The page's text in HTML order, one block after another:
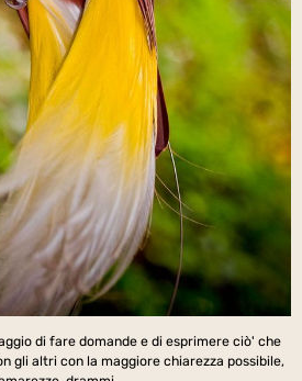
di fare domande e di esprimere ciò' che
gli altri con la maggiore chiarezza possibile,